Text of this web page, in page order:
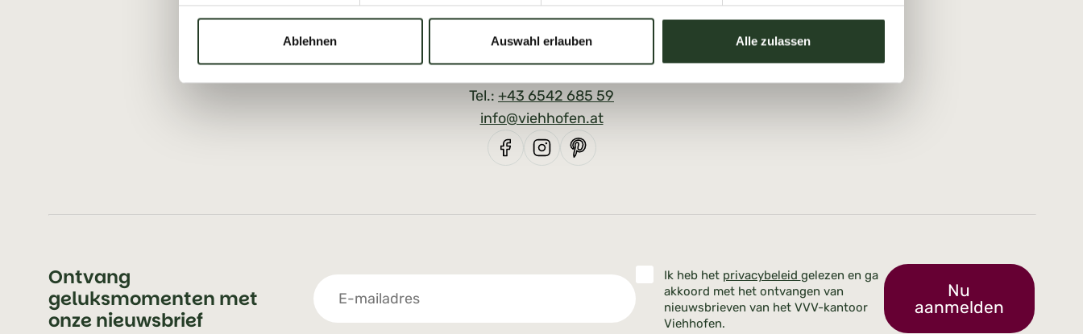
Ablehnen Auswahl erlauben Alle zulassen
Viehhofen - Info
Tel.: +43 6542 685 59
info@viehhofen.at
Ontvang
geluksmomenten met
onze nieuwsbrief
Ik heb het privacybeleid gelezen en ga
akkoord met het ontvangen van
nieuwsbrieven van het VVV-kantoor
Viehhofen.
Nu
aanmelden